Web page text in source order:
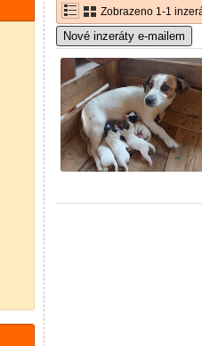
Zobrazeno 1-1
Nové inzeráty e-mailem